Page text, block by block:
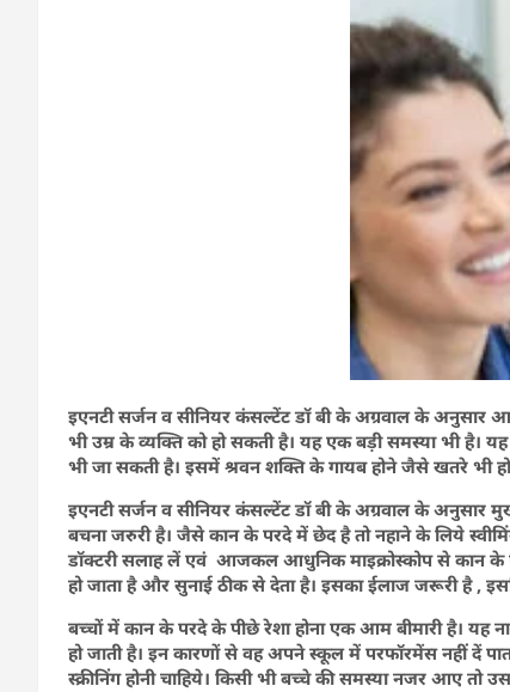
इएनटी सर्जन व सीनियर कंसल्टेंट डॉ बी के अग्रवाल के
भी उम्र के व्यक्ति को हो सकती है। यह एक बड़ी समस्या भी है।
भी जा सकती है। इसमें श्रवन शक्ति के गायब होने जैसे खतरे भी
इएनटी सर्जन व सीनियर कंसल्टेंट डॉ बी के अग्रवाल के अनुसार
बचना जरुरी है। जैसे कान के परदे में छेद है तो नहाने के लिये
डॉक्टरी सलाह लें एवं आजकल आधुनिक माइक्रोस्कोप से कान
हो जाता है और सुनाई ठीक से देता है। इसका ईलाज जरूरी है ,
बच्चों में कान के परदे के पीछे रेशा होना एक आम बीमारी है।
हो जाती है। इन कारणों से वह अपने स्कूल में परफॉरमेंस नहीं दें
स्क्रीनिंग होनी चाहिये। किसी भी बच्चे की समस्या नजर आए तो